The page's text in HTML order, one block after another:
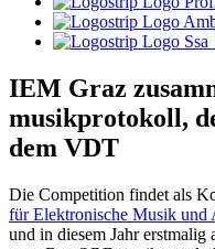
IEM Graz
musikprotokoll,
dem VDT
Die Competition findet als
für Elektronische Musik und
und in diesem Jahr erstmalig